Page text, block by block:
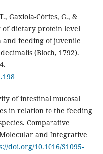
Gaxiola-Córtes, G., &
of dietary protein level
and feeding of juvenile
(Bloch, 1792).
of intestinal mucosal
in relation to the feeding
Comparative
and Integrative
doi.org/10.1016/S1095-